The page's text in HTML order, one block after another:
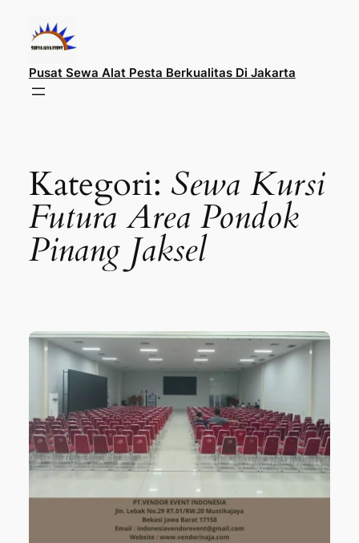
konten
Pusat Sewa Alat Pesta Berkualitas Di Jakarta
Kategori: Sewa Kursi
Futura Area Pondok
Pinang Jaksel